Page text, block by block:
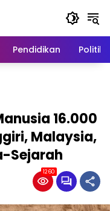
Pendidikan Politik
16.000
Malaysia,
Sejarah
1260